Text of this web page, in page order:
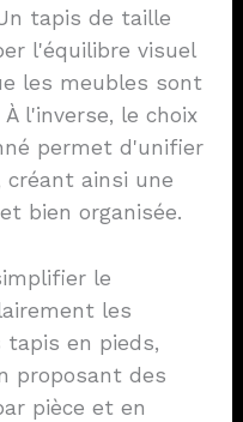
tapis de taille
l'équilibre visuel
les meubles sont
l'inverse, le choix
permet d'unifier
créant ainsi une
bien organisée.
le
les
en pieds,
proposant des
pièce et en